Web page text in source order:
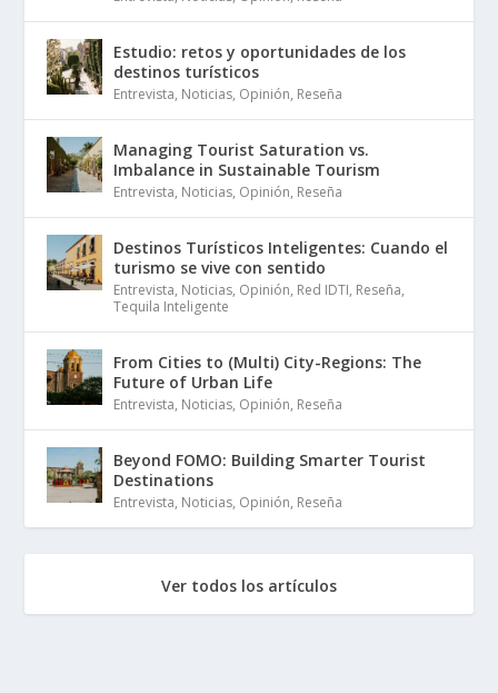
Estudio: retos y oportunidades de los
destinos turísticos
Entrevista, Noticias, Opinión, Reseña
Managing Tourist Saturation vs.
Imbalance in Sustainable Tourism
Entrevista, Noticias, Opinión, Reseña
Destinos Turísticos Inteligentes: Cuando el
turismo se vive con sentido
Entrevista, Noticias, Opinión, Red IDTI, Reseña,
Tequila Inteligente
From Cities to (Multi) City-Regions: The
Future of Urban Life
Entrevista, Noticias, Opinión, Reseña
Beyond FOMO: Building Smarter Tourist
Destinations
Entrevista, Noticias, Opinión, Reseña
Ver todos los artículos